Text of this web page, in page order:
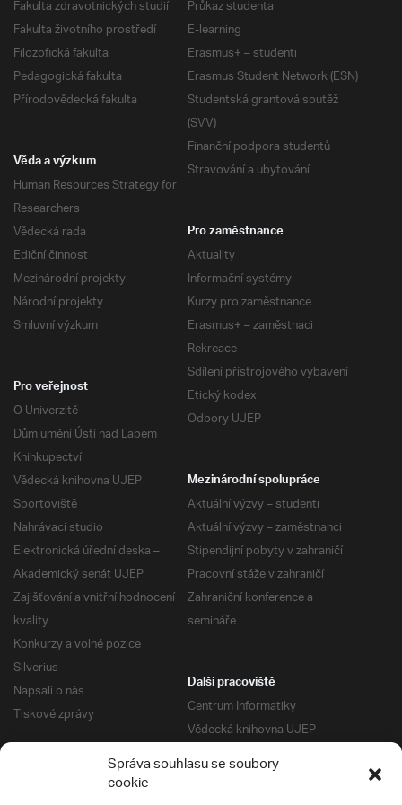
Správa souhlasu se soubory
cookie
Fakulta zdravotnických studií
Fakulta životního prostředí
Filozofická fakulta
Pedagogická fakulta
Přírodovědecká fakulta
Průkaz studenta
E-learning
Erasmus+ – studenti
Erasmus Student Network (ESN)
Studentská grantová soutěž
(SVV)
Finanční podpora studentů
Stravování a ubytování
Věda a výzkum
Human Resources Strategy for
Researchers
Vědecká rada
Ediční činnost
Mezinárodní projekty
Národní projekty
Smluvní výzkum
Pro zaměstnance
Aktuality
Informační systémy
Kurzy pro zaměstnance
Erasmus+ – zaměstnaci
Rekreace
Sdílení přístrojového vybavení
Etický kodex
Odbory UJEP
Pro veřejnost
O Univerzitě
Dům umění Ústí nad Labem
Knihkupectví
Vědecká knihovna UJEP
Sportoviště
Nahrávací studio
Elektronická úřední deska –
Akademický senát UJEP
Zajišťování a vnitřní hodnocení
kvality
Konkurzy a volné pozice
Silverius
Napsali o nás
Tiskové zprávy
Mezinárodní spolupráce
Aktuální výzvy – studenti
Aktuální výzvy – zaměstnanci
Stipendijní pobyty v zahraničí
Pracovní stáže v zahraničí
Zahraniční konference a
semináře
Další pracoviště
Centrum Informatiky
Vědecká knihovna UJEP
Správa kolejí a menz
Univerzitní centrum podpory